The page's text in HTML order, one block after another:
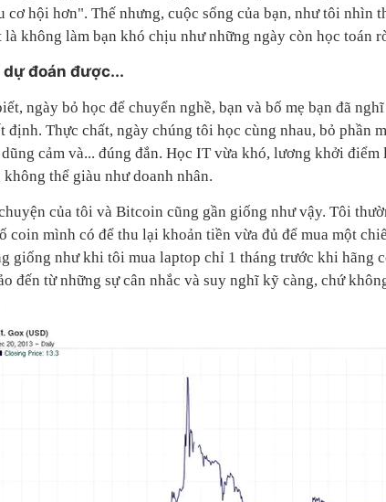
cơ hội hơn". Thế nhưng, cuộc sống của bạn, như tôi nhìn
không làm bạn khó chịu như những ngày còn học toán
dự đoán được...
ngày bỏ học để chuyển nghề, bạn và bố mẹ bạn đã
định. Thực chất, ngày chúng tôi học cùng nhau, bỏ phần
cảm và... đúng đắn. Học IT vừa khó, lương khởi điểm
không thể giàu như doanh nhân.
của tôi và Bitcoin cũng gần giống như vậy. Tôi
coin mình có để thu lại khoản tiền vừa đủ để mua một
giống như khi tôi mua laptop chỉ 1 tháng trước khi hãng
đến từ những sự cân nhắc và suy nghĩ kỹ càng, chứ